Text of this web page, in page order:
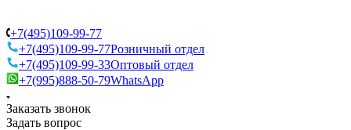
+7(495)109-99-77
+7(495)109-99-77Розничный отдел
+7(495)109-99-33Оптовый отдел
+7(995)888-50-79WhatsApp
Заказать звонок
Задать вопрос